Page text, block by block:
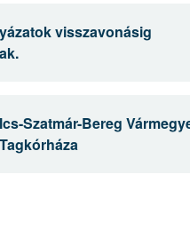
visszavonásig
Szatmár-Bereg